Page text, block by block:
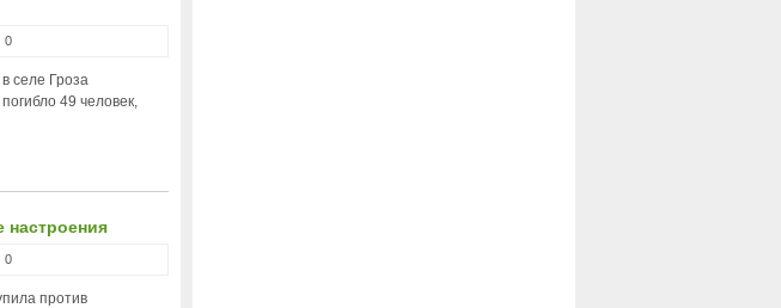
0
селе Гроза
49 человек,
настроения
0
против